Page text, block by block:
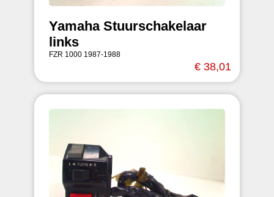
Yamaha Stuurschakelaar
links
FZR 1000 1987-1988
€ 38,01